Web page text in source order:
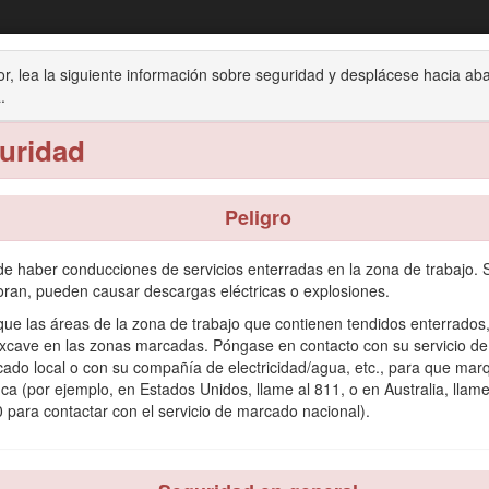
lea la siguiente información sobre seguridad y desplácese hacia
Peligro
haber conducciones de servicios enterradas en la zona de trabajo.
pueden causar descargas eléctricas o explosiones.
las áreas de la zona de trabajo que contienen tendidos
en las zonas marcadas. Póngase en contacto con su servicio de
local o con su compañía de electricidad/agua, etc., para que
(por ejemplo, en Estados Unidos, llame al 811, o en Australia,
para contactar con el servicio de marcado nacional).
Cazo para materiales sueltos
Minicargadora compacta
Almacenamiento
con una minicargadora compacta de Toro. Se ha diseñado
para otros propósitos que los previstos podría ser peligroso para
y seguridad o información sobre accesorios, para localizar
Toro o información adicional, póngase en contacto con un
de su producto. Figura 1identifica la ubicación de los números
el código QR de la pegatina del número de serie (si se